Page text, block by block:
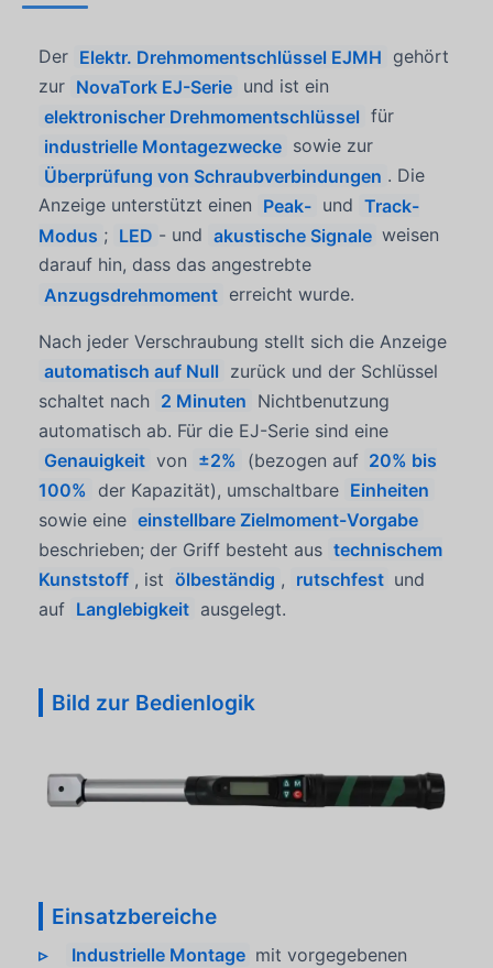
Der Elektr. Drehmomentschlüssel EJMH gehört
zur NovaTork EJ-Serie und ist ein
elektronischer Drehmomentschlüssel für
industrielle Montagezwecke sowie zur
Überprüfung von Schraubverbindungen . Die
Anzeige unterstützt einen Peak- und Track-
Modus ; LED - und akustische Signale weisen
darauf hin, dass das angestrebte
Anzugsdrehmoment erreicht wurde.
Nach jeder Verschraubung stellt sich die Anzeige
automatisch auf Null zurück und der Schlüssel
schaltet nach 2 Minuten Nichtbenutzung
automatisch ab. Für die EJ-Serie sind eine
Genauigkeit von ±2% (bezogen auf 20% bis
100% der Kapazität), umschaltbare Einheiten
sowie eine einstellbare Zielmoment-Vorgabe
beschrieben; der Griff besteht aus technischem
Kunststoff , ist ölbeständig , rutschfest und
auf Langlebigkeit ausgelegt.
Bild zur Bedienlogik
Einsatzbereiche
Industrielle Montage mit vorgegebenen